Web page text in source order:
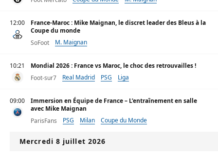
12:00
France-Maroc : Mike Maignan, le discret leader des Bleus à la
Coupe du monde
SoFoot
M. Maignan
10:21
Mondial 2026 : France vs Maroc, le choc des retrouvailles !
Foot-sur7
Real Madrid PSG Liga
09:00
Immersion en Équipe de France – L’entraînement en salle
avec Mike Maignan
ParisFans
PSG Milan Coupe du Monde
Mercredi 8 juillet 2026